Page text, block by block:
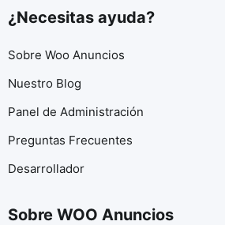
¿Necesitas ayuda?
Sobre Woo Anuncios
Nuestro Blog
Panel de Administración
Preguntas Frecuentes
Desarrollador
Sobre WOO Anuncios